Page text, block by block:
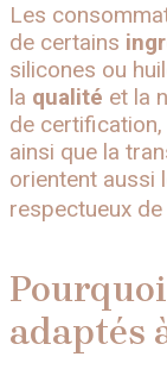
Les
de certains
silicones ou
la qualité et la
de
ainsi que la
orientent aussi
respectueux de
adaptés